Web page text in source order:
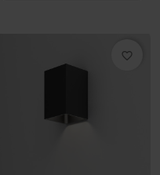
favorite_border